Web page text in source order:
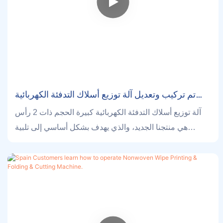
تم تركيب وتعديل آلة توزيع أسلاك التدفئة الكهربائية
آلة توزيع أسلاك التدفئة الكهربائية كبيرة الحجم ذات 2 رأس
هي منتجنا الجديد، والذي يهدف بشكل أساسي إلى تلبية